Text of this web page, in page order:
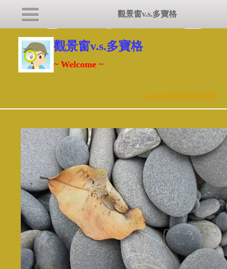
觀景窗v.s.多寶格
~ Welcome ~
●歡迎使用跑馬燈服務!
觀景窗v.s.多寶格